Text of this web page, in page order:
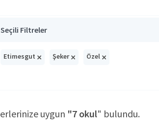
Seçili Filtreler
Etimesgut × Şeker× Özel ×
uygun "7 okul" bulundu.